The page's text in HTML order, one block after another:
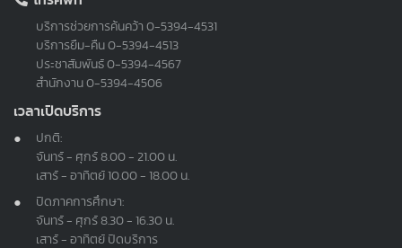
บริการช่วยการค้นคว้า 0-5394-4531
บริการยืม-คืน 0-5394-4513
ประชาสัมพันธ์ 0-5394-4567
สำนักงาน 0-5394-4506
เวลาเปิดบริการ
ปกติ:
จันทร์ - ศุกร์ 8.00 - 21.00 น.
เสาร์ - อาทิตย์ 10.00 - 18.00 น.
ปิดภาคการศึกษา:
จันทร์ - ศุกร์ 8.30 - 16.30 น.
เสาร์ - อาทิตย์ ปิดบริการ